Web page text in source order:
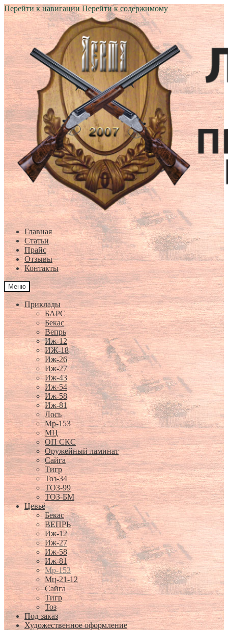
Перейти к навигации Перейти к содержимому
Главная
Статьи
Прайс
Отзывы
Контакты
Меню
Приклады
БАРС
Бекас
Вепрь
Иж-12
ИЖ-18
Иж-26
Иж-27
Иж-43
Иж-54
Иж-58
Иж-81
Лось
Мр-153
МЦ
ОП СКС
Оружейный ламинат
Сайга
Тигр
Тоз-34
ТОЗ-99
ТОЗ-БМ
Цевьё
Бекас
ВЕПРЬ
Иж-12
Иж-27
Иж-58
Иж-81
Мр-153
Мц-21-12
Сайга
Тигр
Тоз
Под заказ
Художественное оформление